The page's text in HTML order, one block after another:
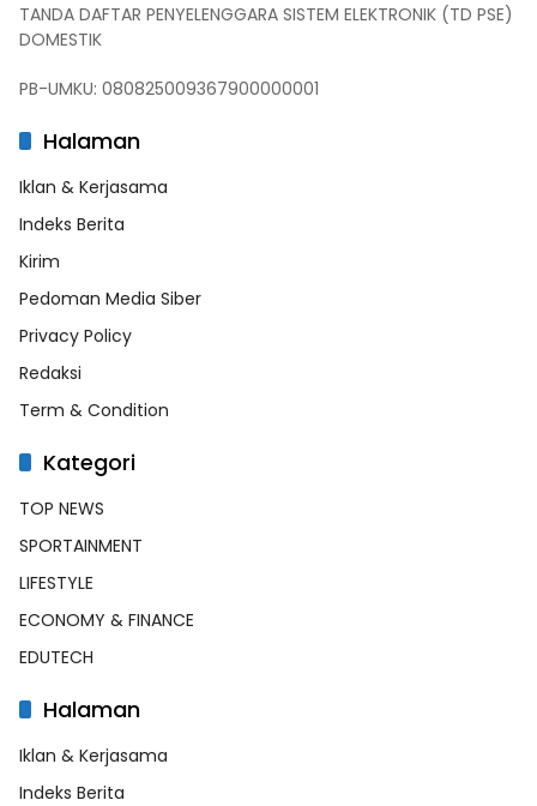
TANDA DAFTAR PENYELENGGARA SISTEM ELEKTRONIK (TD PSE)
DOMESTIK
PB-UMKU: 080825009367900000001
Halaman
Iklan & Kerjasama
Indeks Berita
Kirim
Pedoman Media Siber
Privacy Policy
Redaksi
Term & Condition
Kategori
TOP NEWS
SPORTAINMENT
LIFESTYLE
ECONOMY & FINANCE
EDUTECH
Halaman
Iklan & Kerjasama
Indeks Berita